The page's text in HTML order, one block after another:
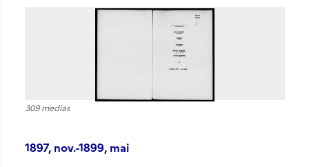
309 medias
1897, nov.-1899, mai